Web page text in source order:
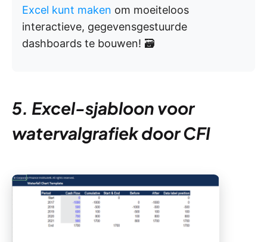
Excel kunt maken om moeiteloos
interactieve, gegevensgestuurde
dashboards te bouwen! 🗃️
5. Excel-sjabloon voor
watervalgrafiek door CFI